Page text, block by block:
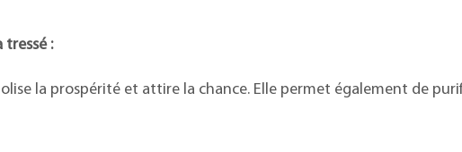
tressé :
la prospérité et attire la chance. Elle permet également de